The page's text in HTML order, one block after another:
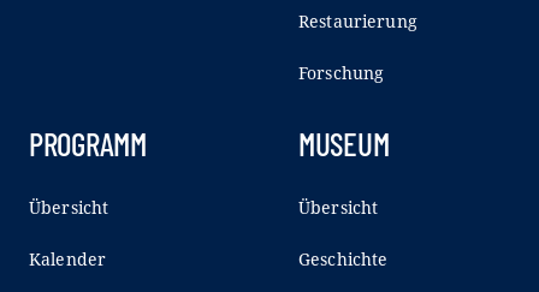
Restaurierung
Forschung
PROGRAMM
Übersicht
Kalender
MUSEUM
Übersicht
Geschichte